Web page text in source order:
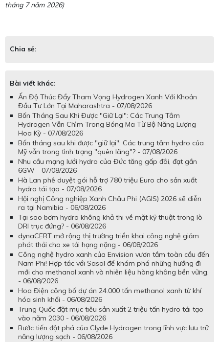
tháng 7 năm 2026)
Chia sẻ:
Bài viết khác:
Ấn Độ Thúc Đẩy Tham Vọng Hydrogen Xanh Với Khoản
Đầu Tư Lớn Tại Maharashtra - 07/08/2026
Bốn Tháng Sau Khi Được "Giữ Lại": Các Trung Tâm
Hydrogen Vẫn Chìm Trong Bóng Ma Từ Bộ Năng Lượng
Hoa Kỳ - 07/08/2026
Bốn tháng sau khi được "giữ lại": Các trung tâm hydro của
Mỹ vẫn trong tình trạng "quên lãng"? - 07/08/2026
Nhu cầu mạng lưới hydro của Đức tăng gấp đôi, đạt gần
6GW - 07/08/2026
Hà Lan phê duyệt gói hỗ trợ 780 triệu Euro cho sản xuất
hydro tái tạo - 07/08/2026
Hội nghị Công nghiệp Xanh Châu Phi (AGIS) 2026 sẽ diễn
ra tại Namibia - 06/08/2026
Tại sao bơm hydro không khả thi về mặt kỹ thuật trong lò
DRI trục đứng? - 06/08/2026
dynaCERT mở rộng thị trường triển khai công nghệ giảm
phát thải cho xe tải hạng nặng - 06/08/2026
Công nghệ hydro xanh của Envision vươn tầm toàn cầu đến
Nam Phi! Hợp tác với Sasol để khám phá những hướng đi
mới cho methanol xanh và nhiên liệu hàng không bền vững.
- 06/08/2026
Hoa Điện công bố dự án 24.000 tấn methanol xanh từ khí
hóa sinh khối - 06/08/2026
Trung Quốc đặt mục tiêu sản xuất 2 triệu tấn hydro tái tạo
vào năm 2030 - 06/08/2026
Bước tiến đột phá của Clyde Hydrogen trong lĩnh vực lưu trữ
năng lượng sạch - 06/08/2026